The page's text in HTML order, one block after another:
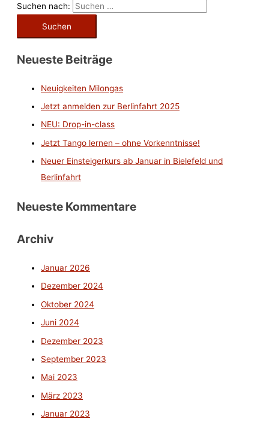
Suchen nach:
Neueste Beiträge
Neuigkeiten Milongas
Jetzt anmelden zur Berlinfahrt 2025
NEU: Drop-in-class
Jetzt Tango lernen – ohne Vorkenntnisse!
Neuer Einsteigerkurs ab Januar in Bielefeld und
Berlinfahrt
Neueste Kommentare
Archiv
Januar 2026
Dezember 2024
Oktober 2024
Juni 2024
Dezember 2023
September 2023
Mai 2023
März 2023
Januar 2023